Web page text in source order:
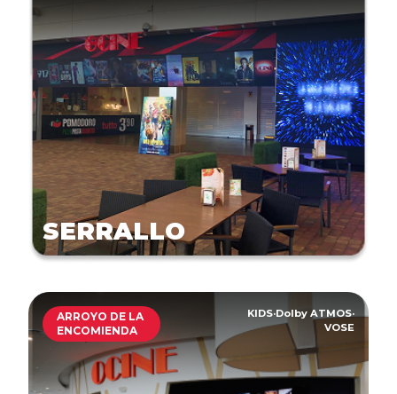
SERRALLO
ARROYO DE LA
ENCOMIENDA
KIDS·Dolby ATMOS·
VOSE